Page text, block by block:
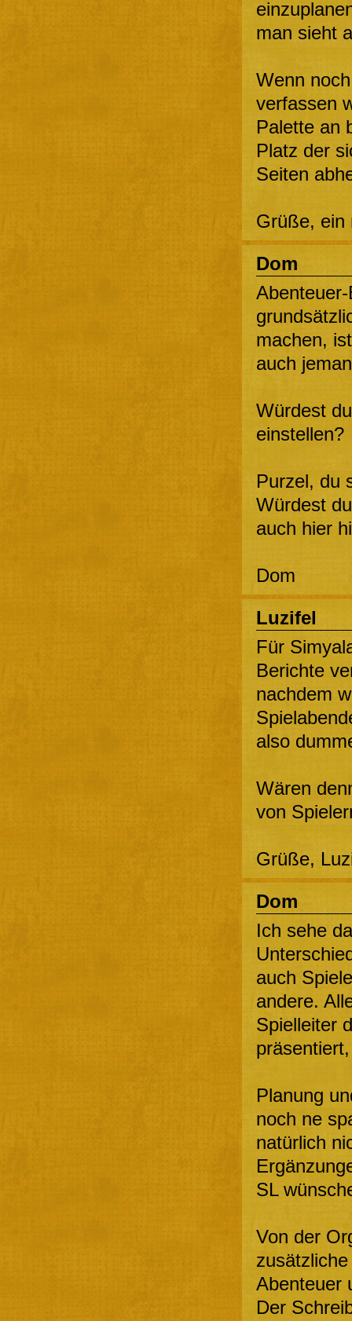
man sieht
Wenn
verfassen
Palette an
Platz der
Seiten
Grüße,
Dom
machen,
auch
Würdest
einstellen?
Purzel, du
Würdest
auch hier
Dom
Luzifel
Für
Berichte
nachdem
also
Wären
von
Grüße,
Dom
Ich sehe
auch
andere.
Spielleiter
Planung
noch ne
natürlich
SL
Von der
Abenteuer
Der